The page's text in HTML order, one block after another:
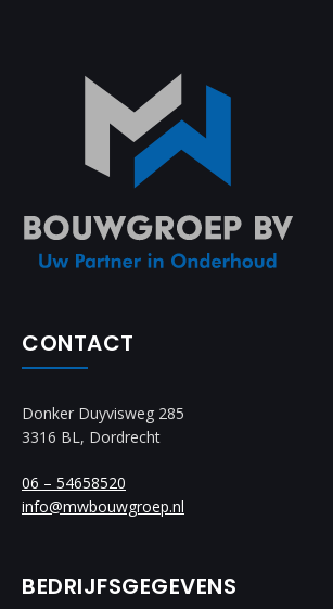
CONTACT
Donker Duyvisweg 285
3316 BL, Dordrecht
06 – 54658520
info@mwbouwgroep.nl
BEDRIJFSGEGEVENS